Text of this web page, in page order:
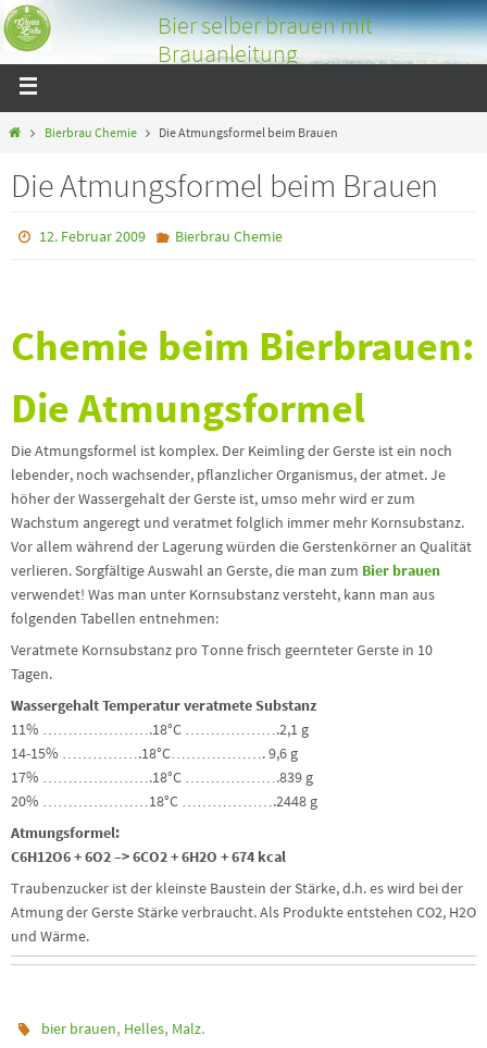
Bier selber brauen mit
Brauanleitung
Bierbrau Chemie
Die Atmungsformel beim Brauen
Die Atmungsformel beim Brauen
12. Februar 2009 Bierbrau Chemie
Chemie beim Bierbrauen:
Die Atmungsformel
Die Atmungsformel ist komplex. Der Keimling der Gerste ist ein noch
lebender, noch wachsender, pflanzlicher Organismus, der atmet. Je
höher der Wassergehalt der Gerste ist, umso mehr wird er zum
Wachstum angeregt und veratmet folglich immer mehr Kornsubstanz.
Vor allem während der Lagerung würden die Gerstenkörner an Qualität
verlieren. Sorgfältige Auswahl an Gerste, die man zum Bier brauen
verwendet! Was man unter Kornsubstanz versteht, kann man aus
folgenden Tabellen entnehmen:
Veratmete Kornsubstanz pro Tonne frisch geernteter Gerste in 10
Tagen.
Wassergehalt Temperatur veratmete Substanz
11% ………………….18°C ……………….2,1 g
14-15% …………….18°C………………. 9,6 g
17% ………………….18°C ……………….839 g
20% …………………18°C ……………….2448 g
Atmungsformel:
C6H12O6 + 6O2 –> 6CO2 + 6H2O + 674 kcal
Traubenzucker ist der kleinste Baustein der Stärke, d.h. es wird bei der
Atmung der Gerste Stärke verbraucht. Als Produkte entstehen CO2, H2O
und Wärme.
bier brauen, Helles, Malz.